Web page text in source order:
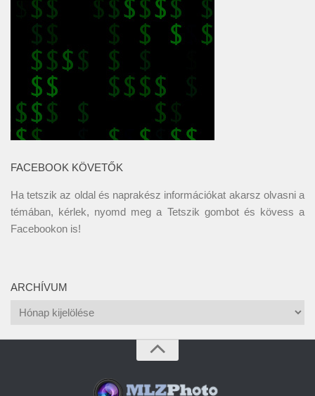
FACEBOOK KÖVETŐK
Ha tetszik az oldal és naprakész információkat akarsz olvasni a
témában, kérlek, nyomd meg a Tetszik gombot és kövess a
Facebookon is!
ARCHÍVUM
Archívum